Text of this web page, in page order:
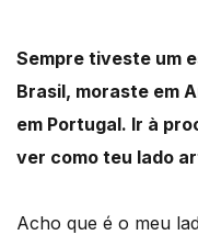
Sempre tiveste um
Brasil, moraste em
em Portugal. Ir à
ver como teu lado
Acho que é o meu